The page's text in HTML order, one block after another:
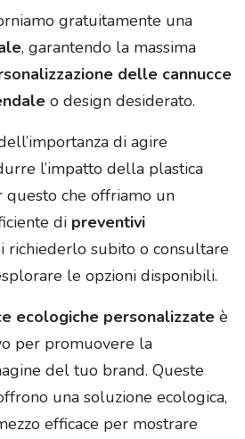
gratuitamente una
, garantendo la massima
delle cannucce
o design desiderato.
di agire
l’impatto della plastica
questo che offriamo un
di preventivi
richiederlo subito o consultare
le opzioni disponibili.
ecologiche personalizzate è
per promuovere la
del tuo brand. Queste
una soluzione ecologica,
efficace per mostrare